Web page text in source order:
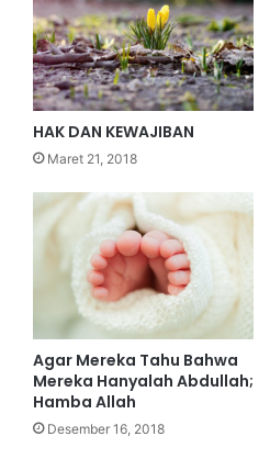
HAK DAN KEWAJIBAN
Maret 21, 2018
Agar Mereka Tahu Bahwa
Mereka Hanyalah Abdullah;
Hamba Allah
Desember 16, 2018